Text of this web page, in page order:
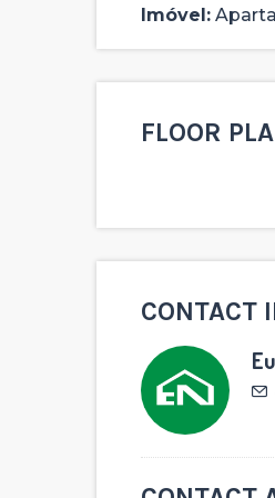
Imóvel:
FLOOR
CONTACT